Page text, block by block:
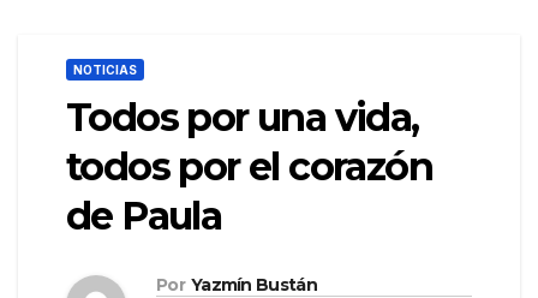
NOTICIAS
Todos por una vida,
todos por el corazón
de Paula
Por Yazmín Bustán